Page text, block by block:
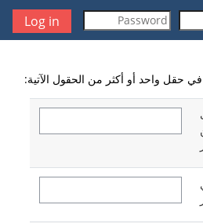
Log in
حقل واحد أو أكثر من الحقول الآتية: